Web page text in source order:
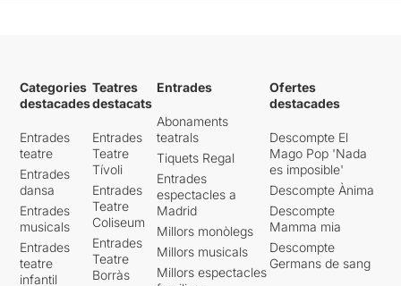
Categories
destacades
Entrades
teatre
Entrades
dansa
Entrades
musicals
Entrades
teatre
infantil
Teatres
destacats
Entrades
Teatre
Tívoli
Entrades
Teatre
Coliseum
Entrades
Teatre
Borràs
Entrades
Abonaments
teatrals
Tiquets Regal
Entrades
espectacles a
Madrid
Millors monòlegs
Millors musicals
Millors espectacles
Ofertes
destacades
Descompte El
Mago Pop 'Nada
es imposible'
Descompte Ànima
Descompte
Mamma mia
Descompte
Germans de sang